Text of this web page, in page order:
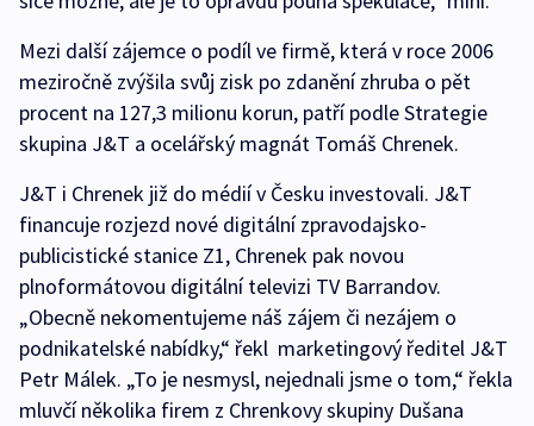
Mezi další zájemce o podíl ve firmě, která v roce 2006
meziročně zvýšila svůj zisk po zdanění zhruba o pět
procent na 127,3 milionu korun, patří podle Strategie
skupina J&T a ocelářský magnát Tomáš Chrenek.
J&T i Chrenek již do médií v Česku investovali. J&T
financuje rozjezd nové digitální zpravodajsko-
publicistické stanice Z1, Chrenek pak novou
plnoformátovou digitální televizi TV Barrandov.
„Obecně nekomentujeme náš zájem či nezájem o
podnikatelské nabídky,“ řekl marketingový ředitel J&T
Petr Málek. „To je nesmysl, nejednali jsme o tom,“ řekla
mluvčí několika firem z Chrenkovy skupiny Dušana